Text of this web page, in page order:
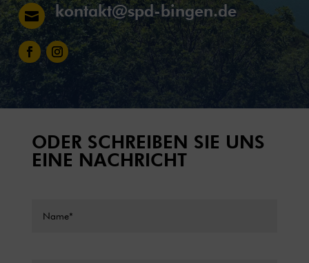
 kontakt@spd-bingen.de
ODER SCHREIBEN SIE UNS
EINE NACHRICHT